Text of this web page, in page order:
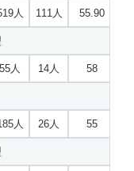
人 111人 55.90
55人 14人 58
人 26人 55